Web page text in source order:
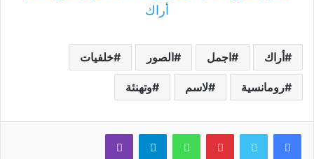
أراك
أراك اجمل الصور خلفيات
رومانسية لاسم وتهنئة
فيسبوك تويتر بينتيريستواتساب تيلقرام ڤايبر